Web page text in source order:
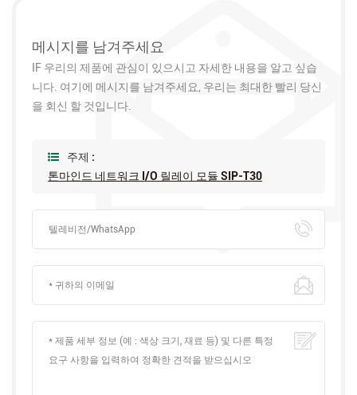
메시지를 남겨주세요
IF 우리의 제품에 관심이 있으시고 자세한 내용을 알고 싶습
니다. 여기에 메시지를 남겨주세요, 우리는 최대한 빨리 당신
을 회신 할 것입니다.
주제 :
톤마인드 네트워크 I/O 릴레이 모듈 SIP-T30